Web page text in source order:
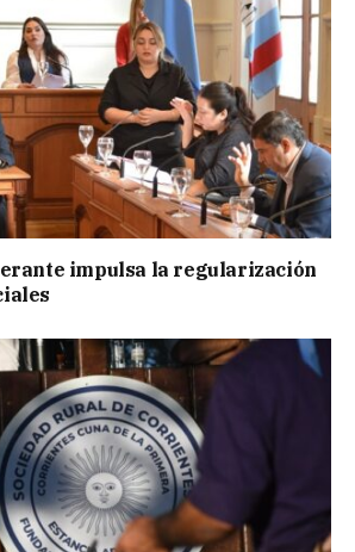
impulsa la regularización